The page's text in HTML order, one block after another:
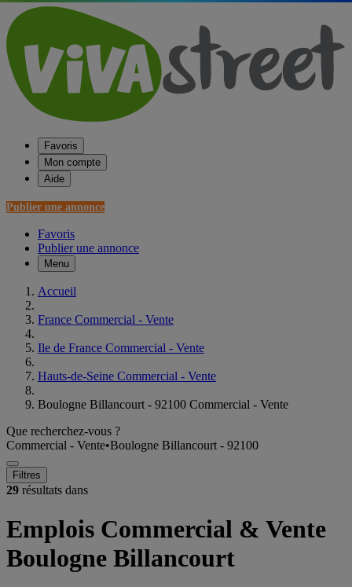
Favoris
Mon compte
Aide
Publier une annonce
Favoris
Publier une annonce
Menu
Accueil
France Commercial - Vente
Ile de France Commercial - Vente
Hauts-de-Seine Commercial - Vente
Boulogne Billancourt - 92100 Commercial - Vente
Que recherchez-vous ?
Commercial - Vente•Boulogne Billancourt - 92100
Filtres
29 résultats dans
Emplois Commercial & Vente
Boulogne Billancourt